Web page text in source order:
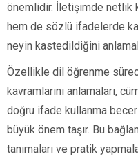
önemlidir. İletişimde netlik
hem de sözlü ifadelerde
neyin kastedildiğini
Özellikle dil öğrenme
kavramlarını anlamaları,
doğru ifade kullanma
büyük önem taşır. Bu
tanımaları ve pratik